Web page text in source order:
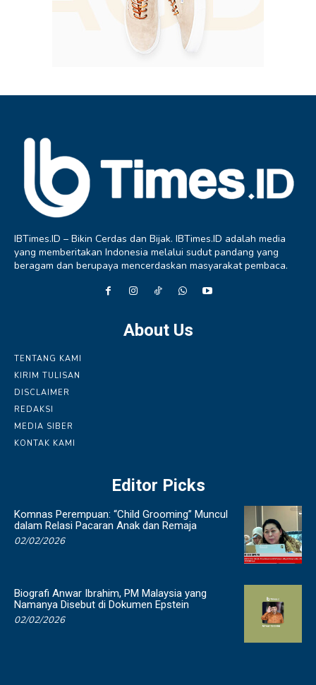
IBTimes.ID – Bikin Cerdas dan Bijak. IBTimes.ID adalah media
yang memberitakan Indonesia melalui sudut pandang yang
beragam dan berupaya mencerdaskan masyarakat pembaca.
About Us
TENTANG KAMI
KIRIM TULISAN
DISCLAIMER
REDAKSI
MEDIA SIBER
KONTAK KAMI
Editor Picks
Komnas Perempuan: “Child Grooming” Muncul
dalam Relasi Pacaran Anak dan Remaja
02/02/2026
Biografi Anwar Ibrahim, PM Malaysia yang
Namanya Disebut di Dokumen Epstein
02/02/2026